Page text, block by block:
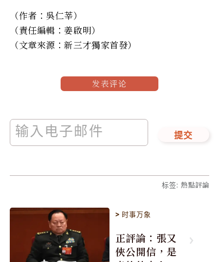
（作者：吳仁莘）
（責任編輯：姜啟明）
（文章來源：新三才獨家首發）
发表评论
提交
标签: 熱點評論
> 时事万象
正評論：張又
俠公開信，是